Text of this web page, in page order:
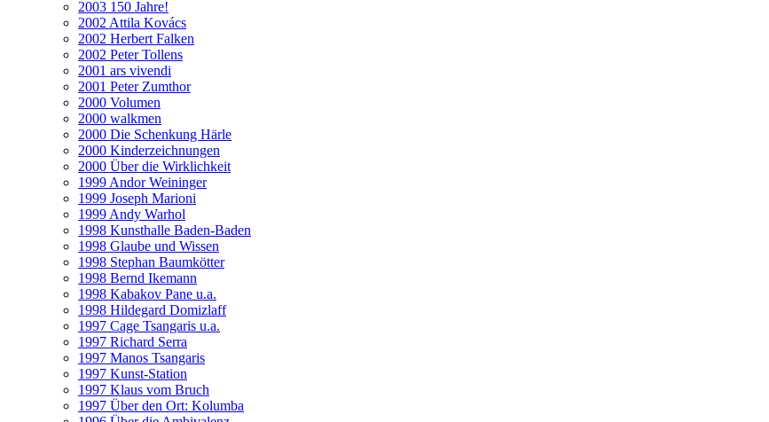
2003 150 Jahre!
2002 Attila Kovács
2002 Herbert Falken
2002 Peter Tollens
2001 ars vivendi
2001 Peter Zumthor
2000 Volumen
2000 walkmen
2000 Die Schenkung Härle
2000 Kinderzeichnungen
2000 Über die Wirklichkeit
1999 Andor Weininger
1999 Joseph Marioni
1999 Andy Warhol
1998 Kunsthalle Baden-Baden
1998 Glaube und Wissen
1998 Stephan Baumkötter
1998 Bernd Ikemann
1998 Kabakov Pane u.a.
1998 Hildegard Domizlaff
1997 Cage Tsangaris u.a.
1997 Richard Serra
1997 Manos Tsangaris
1997 Kunst-Station
1997 Klaus vom Bruch
1997 Über den Ort: Kolumba